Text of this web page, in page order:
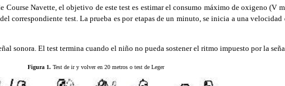
Course Navette, el objetivo de este test es estimar el consumo máximo de oxigeno (V
correspondiente test. La prueba es por etapas de un minuto, se inicia a una
sonora. El test termina cuando el niño no pueda sostener el ritmo impuesto por la
Figura 1. Test de ir y volver en 20 metros o test de Leger